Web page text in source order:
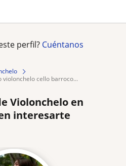
perfil? Cuéntanos
violonchelo cello barroco...
Violonchelo en
interesarte